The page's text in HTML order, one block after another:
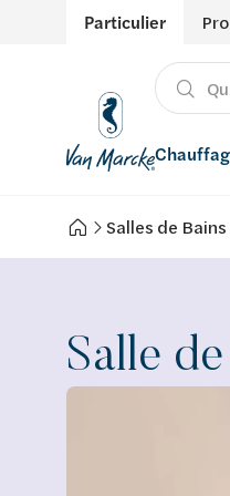
Particulier
Chauffage
Produits
Conseils
Énergies
Récupération
Adoucisseurs
Salles de
Salle